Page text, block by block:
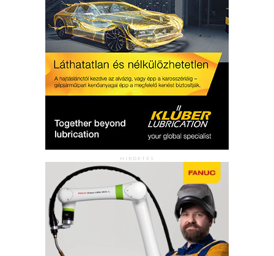
HIRDETÉS